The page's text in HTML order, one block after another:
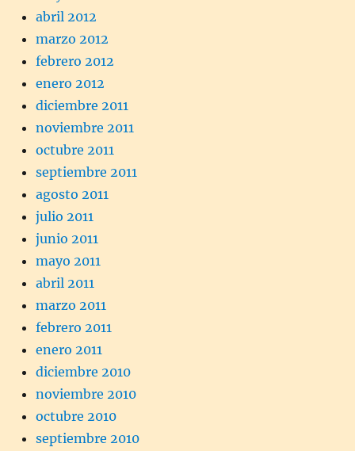
abril 2012
marzo 2012
febrero 2012
enero 2012
diciembre 2011
noviembre 2011
octubre 2011
septiembre 2011
agosto 2011
julio 2011
junio 2011
mayo 2011
abril 2011
marzo 2011
febrero 2011
enero 2011
diciembre 2010
noviembre 2010
octubre 2010
septiembre 2010